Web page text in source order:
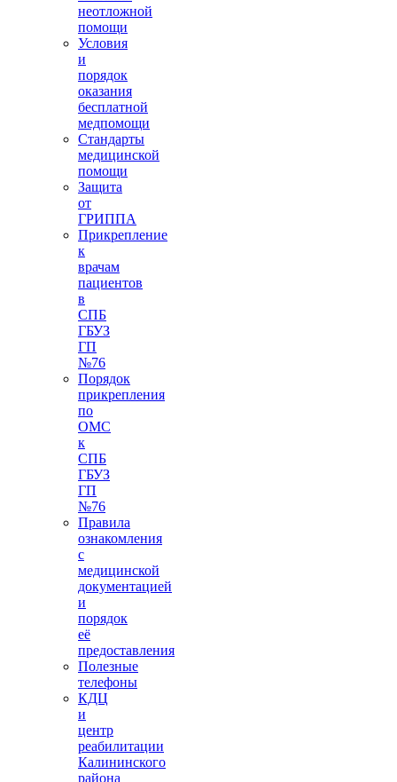
неотложной
помощи
Условия
и
порядок
оказания
бесплатной
медпомощи
Стандарты
медицинской
помощи
Защита
от
ГРИППА
Прикрепление
к
врачам
пациентов
в
СПБ
ГБУЗ
ГП
№76
Порядок
прикрепления
по
ОМС
к
СПБ
ГБУЗ
ГП
№76
Правила
ознакомления
с
медицинской
документацией
и
порядок
её
предоставления
Полезные
телефоны
КДЦ
и
центр
реабилитации
Калининского
района